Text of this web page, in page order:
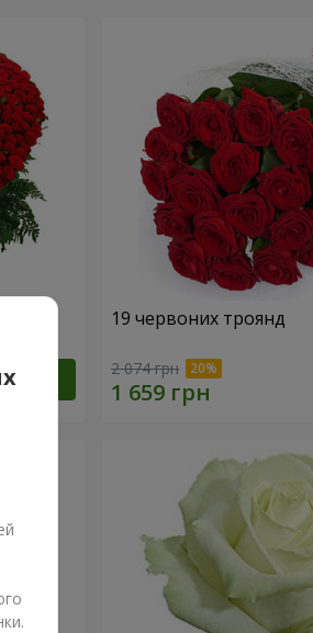
19 червоних троянд
2 074 грн